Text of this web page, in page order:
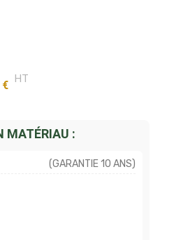
€ HT
MATÉRIAU :
(GARANTIE 10 ANS)